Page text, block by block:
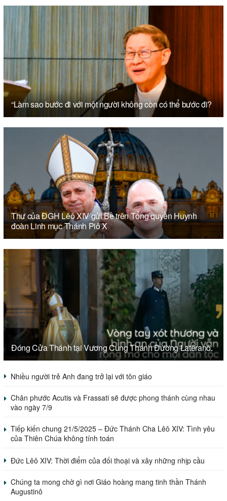
“Làm sao bước đi với một người không còn có thể bước đi?
Thư của ĐGH Lêô XIV gửi Bề trên Tổng quyền Huynh
đoàn Linh mục Thánh Piô X
Đóng Cửa Thánh tại Vương Cung Thánh Đường Latêranô.
Nhiều người trẻ Anh đang trở lại với tôn giáo
Chân phước Acutis và Frassati sẽ được phong thánh cùng nhau
vào ngày 7/9
Tiếp kiến chung 21/5/2025 – Đức Thánh Cha Lêô XIV: Tình yêu
của Thiên Chúa không tính toán
Đức Lêô XIV: Thời điểm của đối thoại và xây những nhịp cầu
Chúng ta mong chờ gì nơi Giáo hoàng mang tinh thần Thánh
Augustinô